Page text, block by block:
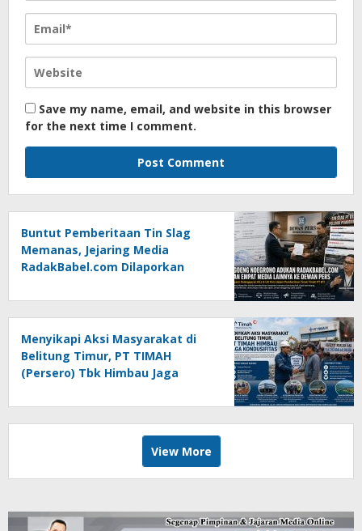
Save my name, email, and website in this browser
for the next time I comment.
Buntut Pemberitaan Tin Slag
Memanas, Jejaring Media
RadakBabel.com Dilaporkan
Pers
Menyikapi Aksi Masyarakat di
Belitung Timur, PT TIMAH
(Persero) Tbk Himbau Jaga
View More